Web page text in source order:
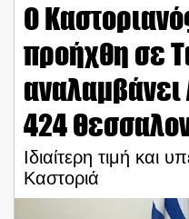
Ο
προήχθη σε
αναλαμβάνει
424
Ιδιαίτερη τιμή και
Καστοριά